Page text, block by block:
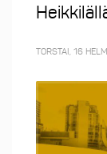
TORSTAI, 16